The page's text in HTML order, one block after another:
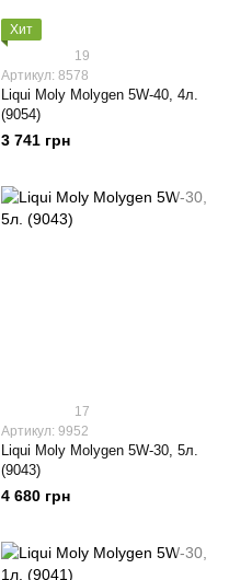
Хит
19
Артикул: 8578
Liqui Moly Molygen 5W-40, 4л.
(9054)
3 741 грн
17
Артикул: 9952
Liqui Moly Molygen 5W-30, 5л.
(9043)
4 680 грн